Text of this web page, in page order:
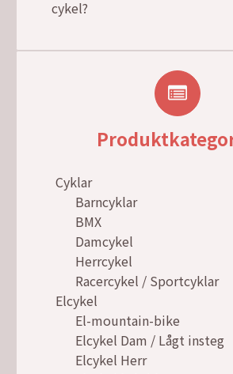
cykel?
Cyklar
Barncyklar
BMX
Damcykel
Herrcykel
Racercykel / Sportcyklar
Elcykel
El-mountain-bike
Elcykel Dam / Lågt insteg
Elcykel Herr